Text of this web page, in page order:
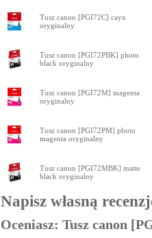
Tusz canon [PGI72C] cayn
oryginalny
Tusz canon [PGI72PBK] photo
black oryginalny
Tusz canon [PGI72M] magenta
oryginalny
Tusz canon [PGI72PM] photo
magenta oryginalny
Tusz canon [PGI72MBK] matte
black oryginalny
Napisz własną
Oceniasz: Tusz canon